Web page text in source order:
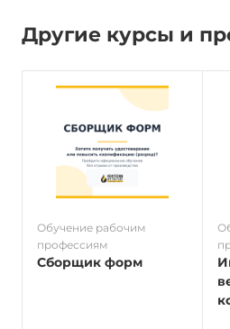
Другие курсы и
Обучение рабочим
профессиям
Сборщик форм